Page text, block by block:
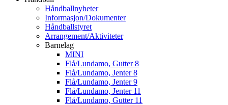
Håndballnyheter
Informasjon/Dokumenter
Håndballstyret
Arrangement/Aktiviteter
Barnelag
MINI
Flå/Lundamo, Gutter 8
Flå/Lundamo, Jenter 8
Flå/Lundamo, Jenter 9
Flå/Lundamo, Jenter 11
Flå/Lundamo, Gutter 11